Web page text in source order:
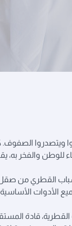
الصفوف.
للوطن والفخر
القطري من
الأدوات
القطرية، قادة